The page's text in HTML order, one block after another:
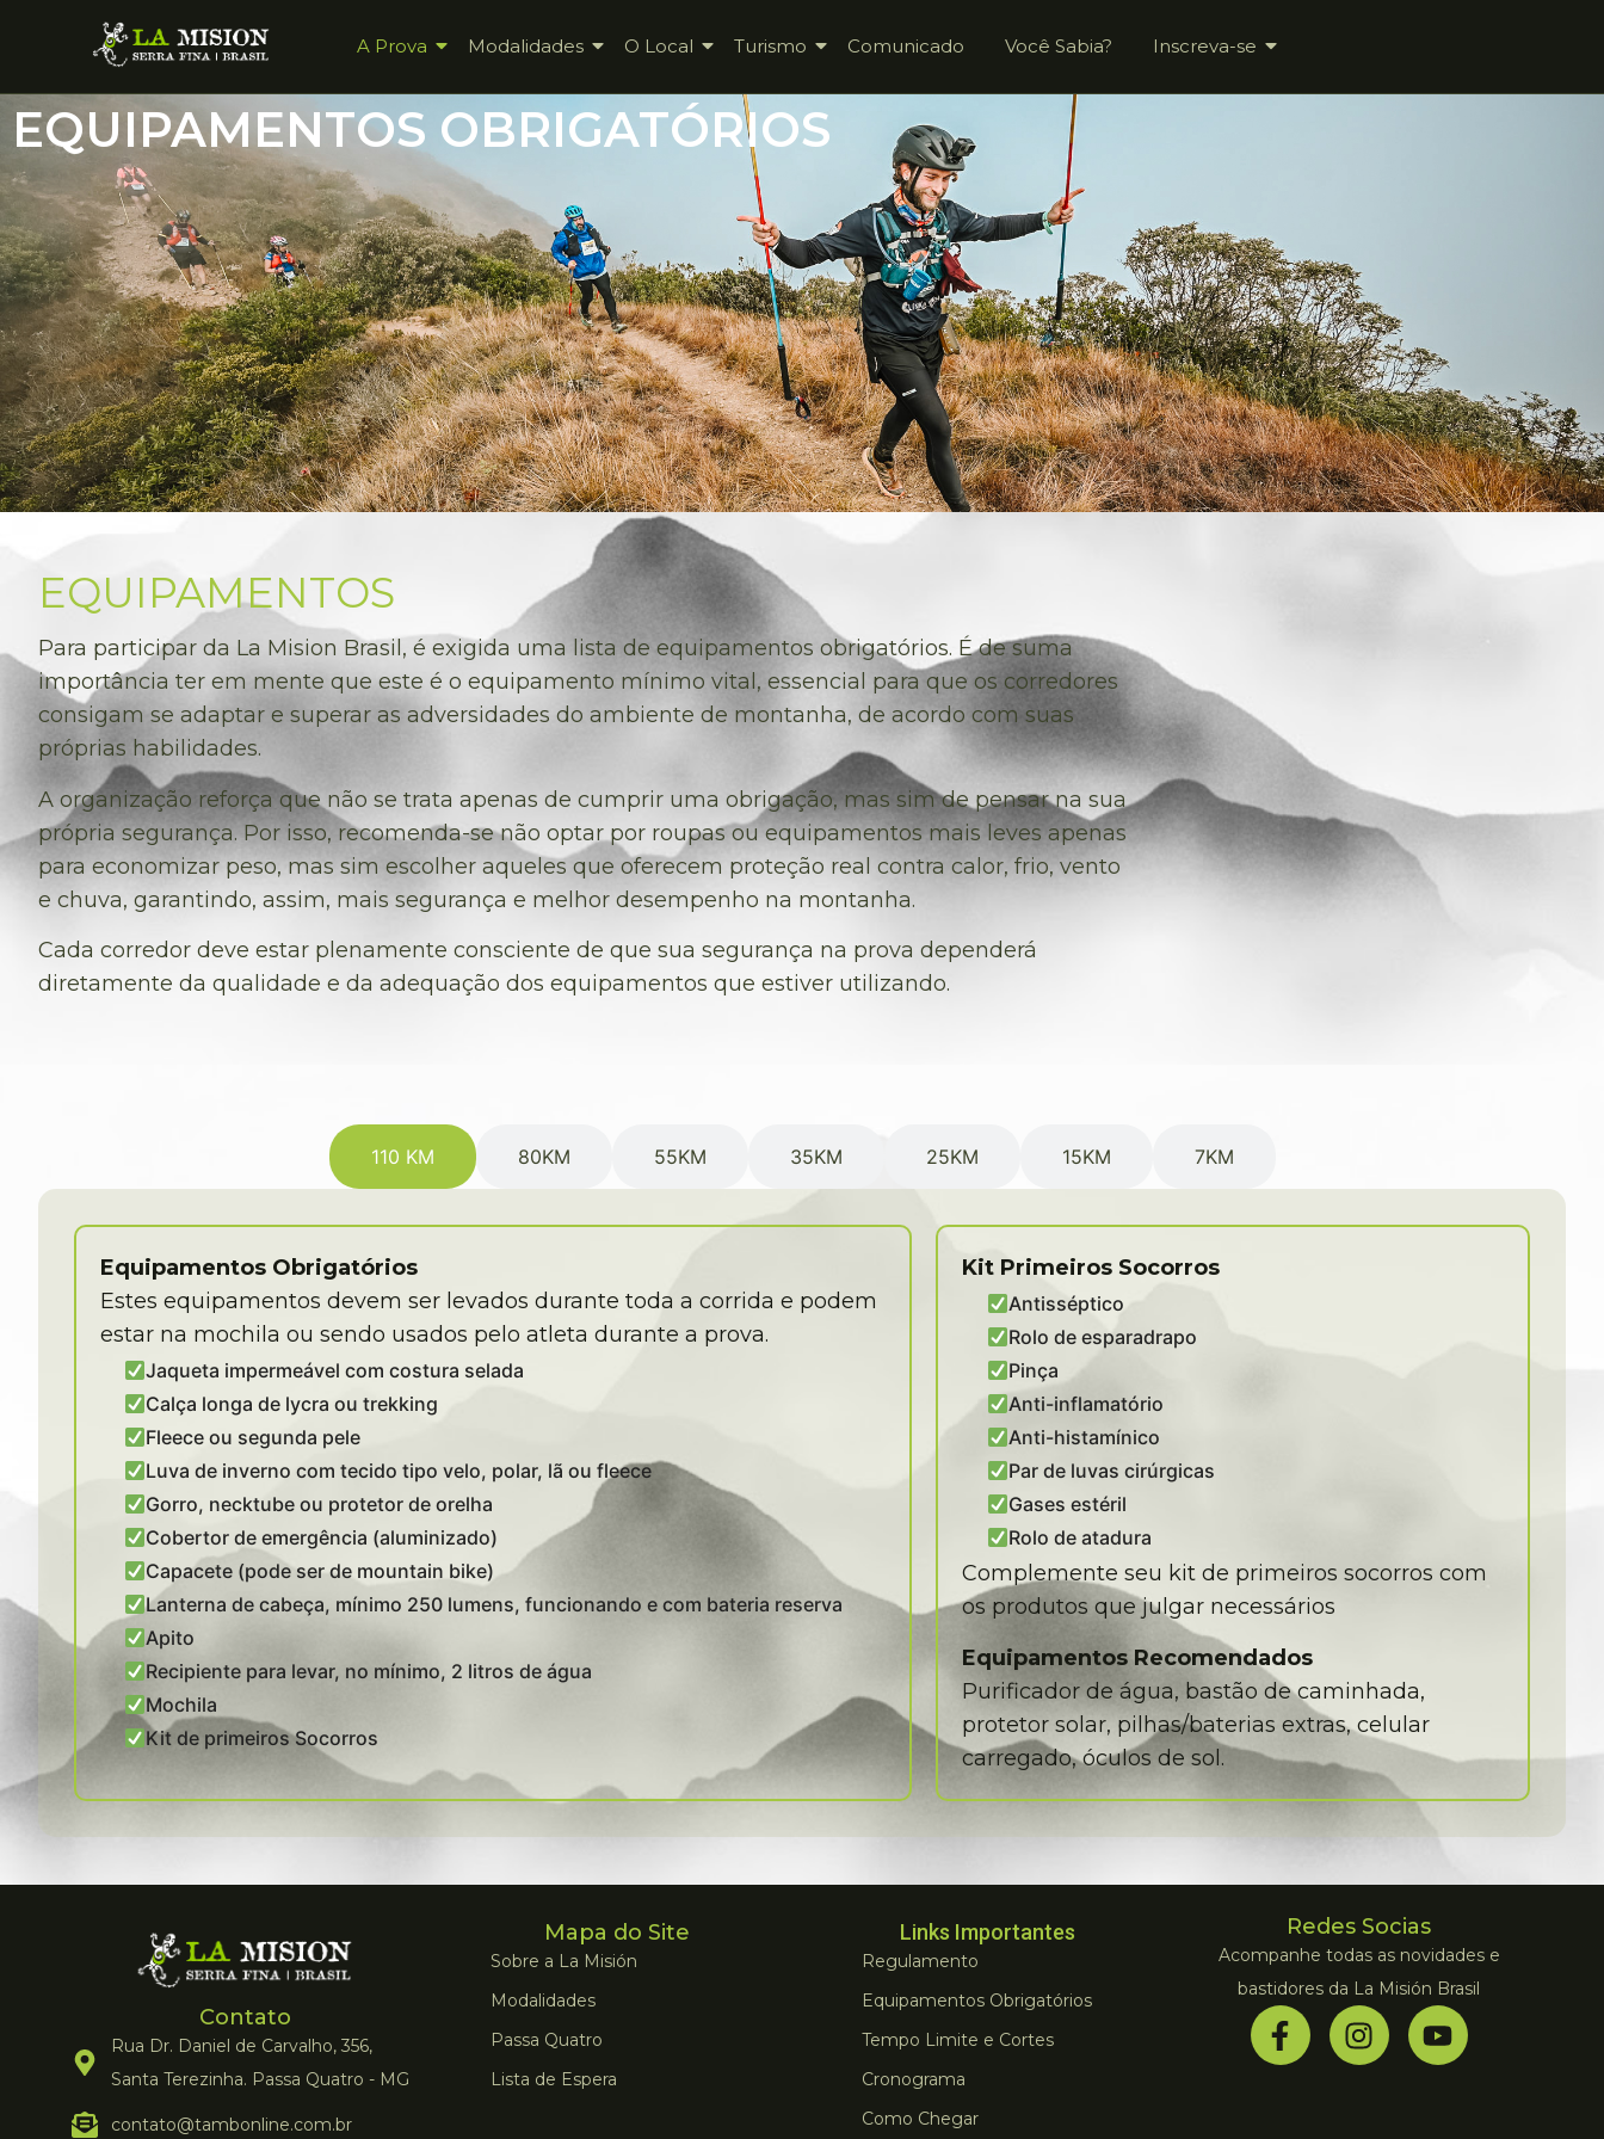
A Prova Modalidades O Local Turismo Comunicado Você Sabia? Inscreva-se
EQUIPAMENTOS OBRIGATÓRIOS
EQUIPAMENTOS
Para participar da La Mision Brasil, é exigida uma lista de equipamentos obrigatórios. É de suma
importância ter em mente que este é o equipamento mínimo vital, essencial para que os corredores
consigam se adaptar e superar as adversidades do ambiente de montanha, de acordo com suas
próprias habilidades.
A organização reforça que não se trata apenas de cumprir uma obrigação, mas sim de pensar na sua
própria segurança. Por isso, recomenda-se não optar por roupas ou equipamentos mais leves apenas
para economizar peso, mas sim escolher aqueles que oferecem proteção real contra calor, frio, vento
e chuva, garantindo, assim, mais segurança e melhor desempenho na montanha.
Cada corredor deve estar plenamente consciente de que sua segurança na prova dependerá
diretamente da qualidade e da adequação dos equipamentos que estiver utilizando.
110 KM 80KM 55KM 35KM 25KM 15KM 7KM
Equipamentos Obrigatórios
Estes equipamentos devem ser levados durante toda a corrida e podem
estar na mochila ou sendo usados pelo atleta durante a prova.
Jaqueta impermeável com costura selada
Calça longa de lycra ou trekking
Fleece ou segunda pele
Luva de inverno com tecido tipo velo, polar, lã ou fleece
Gorro, necktube ou protetor de orelha
Cobertor de emergência (aluminizado)
Capacete (pode ser de mountain bike)
Lanterna de cabeça, mínimo 250 lumens, funcionando e com bateria reserva
Apito
Recipiente para levar, no mínimo, 2 litros de água
Mochila
Kit de primeiros Socorros
Kit Primeiros Socorros
Antisséptico
Rolo de esparadrapo
Pinça
Anti-inflamatório
Anti-histamínico
Par de luvas cirúrgicas
Gases estéril
Rolo de atadura
Complemente seu kit de primeiros socorros com
os produtos que julgar necessários
Equipamentos Recomendados
Purificador de água, bastão de caminhada,
protetor solar, pilhas/baterias extras, celular
carregado, óculos de sol.
Contato
Rua Dr. Daniel de Carvalho, 356,
Santa Terezinha. Passa Quatro - MG
contato@tambonline.com.br
Mapa do Site
Sobre a La Misión
Modalidades
Passa Quatro
Lista de Espera
Links Importantes
Regulamento
Equipamentos Obrigatórios
Tempo Limite e Cortes
Cronograma
Como Chegar
Redes Socias
Acompanhe todas as novidades e
bastidores da La Misión Brasil